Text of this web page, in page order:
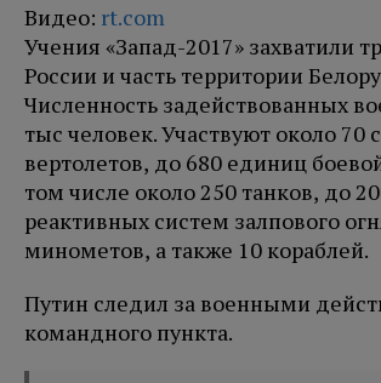
Видео: rt.com
Учения «Запад-2017» захватили
России и часть территории
Численность задействованных
тыс человек. Участвуют около 70
вертолетов, до 680 единиц
том числе около 250 танков, до
реактивных систем залпового
минометов, а также 10 кораблей.
Путин следил за военными
командного пункта.